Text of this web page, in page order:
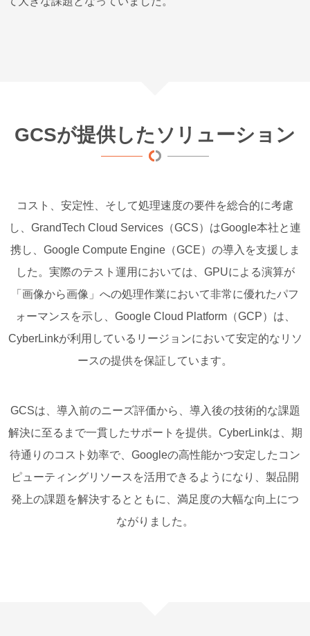
GCSが提供したソリューション
コスト、安定性、そして処理速度の要件を総合的に考慮
し、GrandTech Cloud Services（GCS）はGoogle本社と連
携し、Google Compute Engine（GCE）の導入を支援しま
した。実際のテスト運用においては、GPUによる演算が
「画像から画像」への処理作業において非常に優れたパフ
ォーマンスを示し、Google Cloud Platform（GCP）は、
CyberLinkが利用しているリージョンにおいて安定的なリソ
ースの提供を保証しています。
GCSは、導入前のニーズ評価から、導入後の技術的な課題
解決に至るまで一貫したサポートを提供。CyberLinkは、期
待通りのコスト効率で、Googleの高性能かつ安定したコン
ピューティングリソースを活用できるようになり、製品開
発上の課題を解決するとともに、満足度の大幅な向上につ
ながりました。